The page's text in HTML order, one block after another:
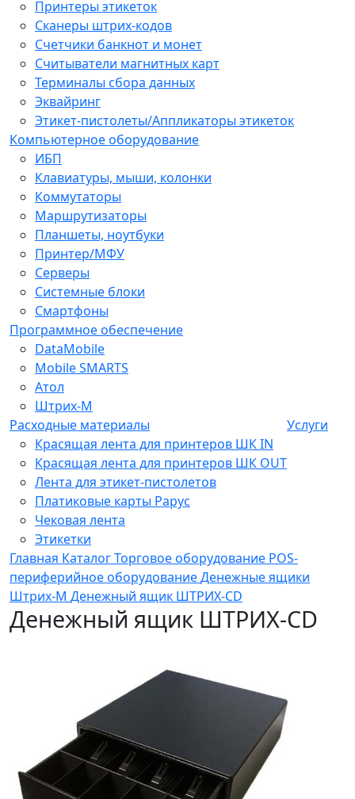
Принтеры этикеток
Сканеры штрих-кодов
Счетчики банкнот и монет
Считыватели магнитных карт
Терминалы сбора данных
Эквайринг
Этикет-пистолеты/Аппликаторы этикеток
Компьютерное оборудование
ИБП
Клавиатуры, мыши, колонки
Коммутаторы
Маршрутизаторы
Планшеты, ноутбуки
Принтер/МФУ
Серверы
Системные блоки
Смартфоны
Программное обеспечение
DataMobile
Mobile SMARTS
Атол
Штрих-М
Расходные материалы
Красящая лента для принтеров ШК IN
Красящая лента для принтеров ШК OUT
Лента для этикет-пистолетов
Платиковые карты Рарус
Чековая лента
Этикетки
Услуги
Главная КаталогТорговое оборудование POS-
периферийное оборудованиеДенежные ящики
Штрих-М Денежный ящик ШТРИХ-CD
Денежный ящик ШТРИХ-CD